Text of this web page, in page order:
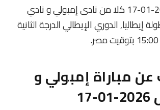
يلتقى اليوم 2026-01-17 كلا من نادى إمبولي و نادي
الدوري الإيطالي الدرجة الثانية
مباراة إمبولي و